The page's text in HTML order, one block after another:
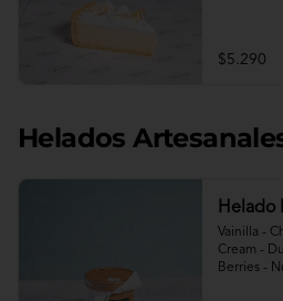
$5.290
Helados
Helado
Vainilla -
Cream -
Berries -